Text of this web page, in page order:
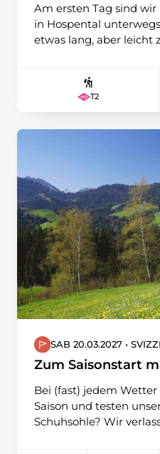
Am ersten Tag sind
in Hospental
etwas lang, aber leicht
aber auch zum
Centrale. Am zweiten Tag fahren wir mit dem
steigen wir auf den
hier ein kleines
Panorama über das
Berge ist grandios. Auf diesen beiden
Christoph als
Wanderwege. Jetzt
Dankeschön für
T2
SAB 20.03.2027 •
Zum Saisonstart
Bei (fast) jedem
Saison und testen
Schuhsohle? Wir